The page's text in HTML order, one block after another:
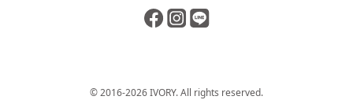
© 2016-2026 IVORY. All rights reserved.